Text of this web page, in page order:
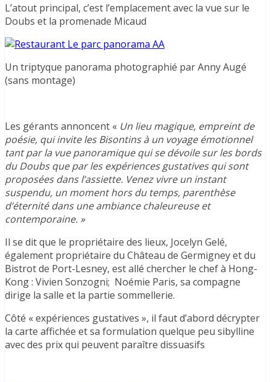
L’atout principal, c’est l’emplacement avec la vue sur le
Doubs et la promenade Micaud
Un triptyque panorama photographié par Anny Augé
(sans montage)
Les gérants annoncent « Un lieu magique, empreint de
poésie, qui invite les Bisontins à un voyage émotionnel
tant par la vue panoramique qui se dévoile sur les bords
du Doubs que par les expériences gustatives qui sont
proposées dans l’assiette. Venez vivre un instant
suspendu, un moment hors du temps, parenthèse
d’éternité dans une ambiance chaleureuse et
contemporaine. »
Il se dit que le propriétaire des lieux, Jocelyn Gelé,
également propriétaire du Château de Germigney et du
Bistrot de Port-Lesney, est allé chercher le chef à Hong-
Kong : Vivien Sonzogni; Noémie Paris, sa compagne
dirige la salle et la partie sommellerie.
Côté « expériences gustatives », il faut d’abord décrypter
la carte affichée et sa formulation quelque peu sibylline
avec des prix qui peuvent paraître dissuasifs